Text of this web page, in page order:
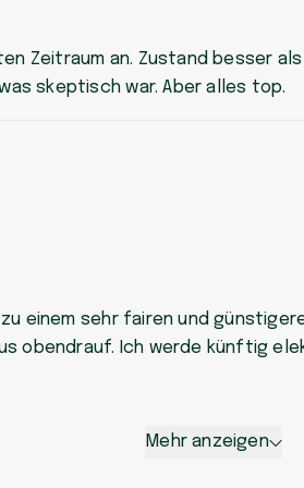
Zeitraum an. Zustand besser
skeptisch war. Aber alles top.
einem sehr fairen und
obendrauf. Ich werde künftig
Mehr anzeigen